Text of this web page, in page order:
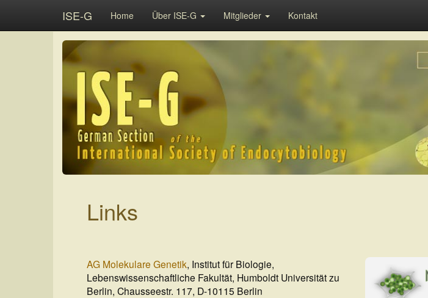
ISE-G Home Über ISE-G Mitglieder Kontakt
Links
AG Molekulare Genetik, Institut für Biologie,
Lebenswissenschaftliche Fakultät, Humboldt Universität zu
Berlin, Chausseestr. 117, D-10115 Berlin